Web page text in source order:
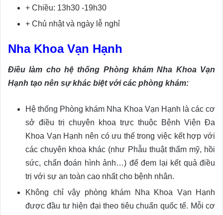
+ Chiều: 13h30 -19h30
+ Chủ nhật và ngày lễ nghỉ
Nha Khoa Vạn Hạnh
Điều làm cho hệ thống Phòng khám Nha Khoa Vạn
Hạnh tạo nên sự khác biệt với các phòng khám:
Hệ thống Phòng khám Nha Khoa Vạn Hạnh là các cơ
sở điều trị chuyên khoa trực thuộc Bệnh Viện Đa
Khoa Vạn Hạnh nên có ưu thế trong việc kết hợp với
các chuyên khoa khác (như Phẫu thuật thẩm mỹ, hồi
sức, chẩn đoán hình ảnh…) để đem lại kết quả điều
trị với sự an toàn cao nhất cho bệnh nhân.
Không chỉ vậy phòng khám Nha Khoa Vạn Hạnh
được đầu tư hiện đại theo tiêu chuẩn quốc tế. Mỗi cơ